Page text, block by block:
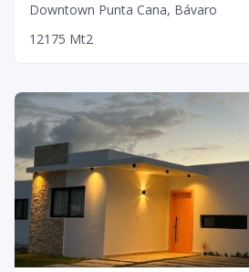
Downtown Punta Cana, Bávaro
1 21 75 Mt2